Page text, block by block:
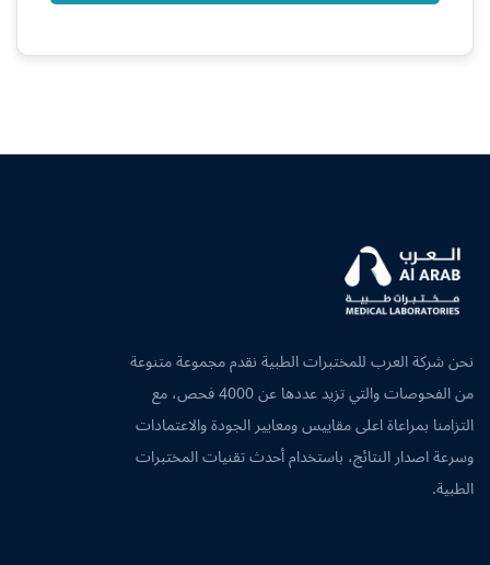
نحن شركة العرب للمختبرات الطبية نقدم مجموعة متنوعة
من الفحوصات والتي تزيد عددها عن 4000 فحص، مع
التزامنا بمراعاة اعلى مقاييس ومعايير الجودة والاعتمادات
وسرعة اصدار النتائج، باستخدام أحدث تقنيات المختبرات
الطبية.